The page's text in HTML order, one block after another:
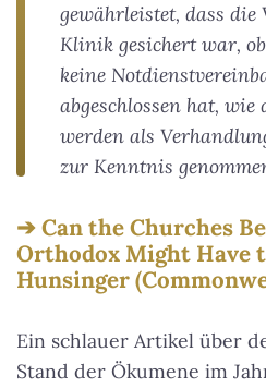
gewährleistet, dass die
Klinik gesichert war,
keine
abgeschlossen hat,
werden als
zur Kenntnis
Can the Churches
Orthodox Might Have
Hunsinger
Ein schlauer Artikel über
Stand der Ökumene im